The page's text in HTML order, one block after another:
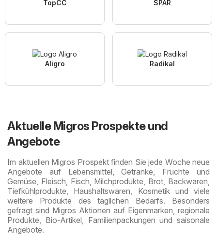
TopCC SPAR
Aligro Radikal
Aktuelle Migros Prospekte und
Angebote
Im aktuellen Migros Prospekt finden Sie jede Woche neue
Angebote auf Lebensmittel, Getränke, Früchte und
Gemüse, Fleisch, Fisch, Milchprodukte, Brot, Backwaren,
Tiefkühlprodukte, Haushaltswaren, Kosmetik und viele
weitere Produkte des täglichen Bedarfs. Besonders
gefragt sind Migros Aktionen auf Eigenmarken, regionale
Produkte, Bio-Artikel, Familienpackungen und saisonale
Angebote.